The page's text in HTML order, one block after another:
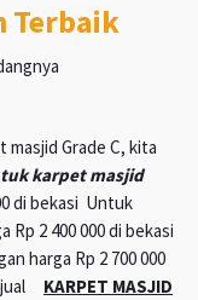
Terbaik
masjid Grade C, kita
karpet masjid
di bekasi Untuk
Rp 2 400 000 di bekasi
harga Rp 2 700 000
jual KARPET MASJID